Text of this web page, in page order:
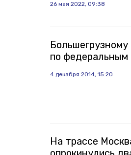
26 мая 2022, 09:38
по федеральным
4 декабря 2014, 15:20
На трассе